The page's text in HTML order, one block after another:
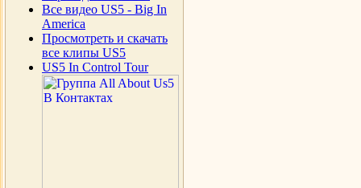
Все видео US5 - Big In
America
Просмотреть и скачать
все клипы US5
US5 In Control Tour